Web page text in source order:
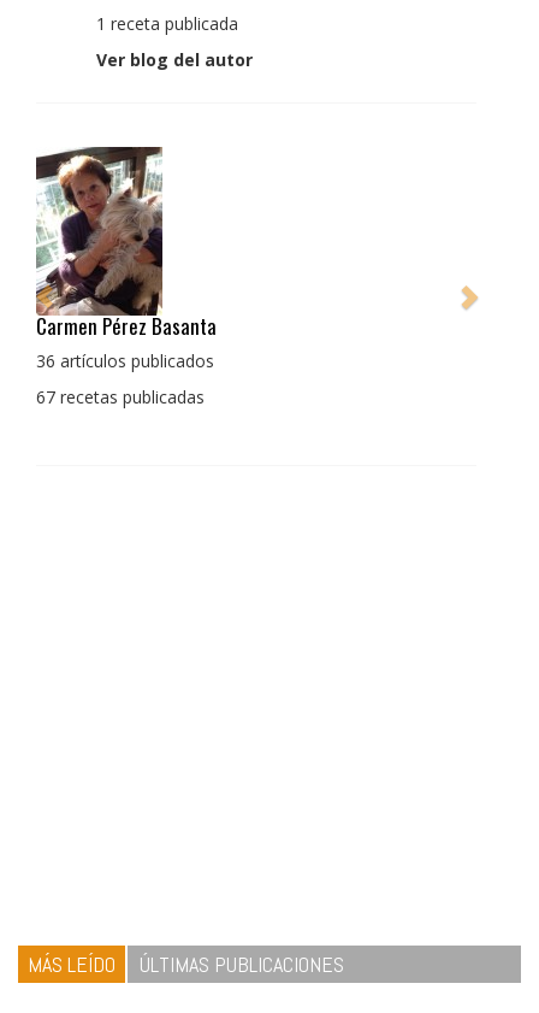
1 receta publicada
Ver blog del autor
Pedro Manuel Collado Cruz
La cocina para mi es producto bien tratado sin
con un toque diferente